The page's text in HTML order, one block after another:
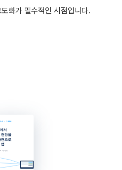
화가 필수적인 시점입니다.
· 2026
서
현장을
면으로
법
가이드